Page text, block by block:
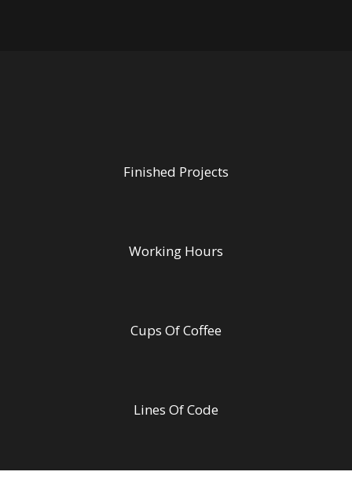
Finished Projects
Working Hours
Cups Of Coffee
Lines Of Code